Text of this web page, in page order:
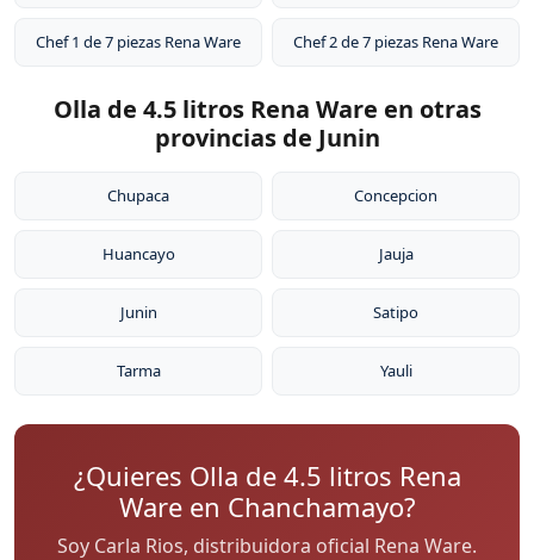
Chef 1 de 7 piezas Rena Ware Chef 2 de 7 piezas Rena Ware
Olla de 4.5 litros Rena Ware en otras
provincias de Junin
Chupaca Concepcion
Huancayo Jauja
Junin Satipo
Tarma Yauli
¿Quieres Olla de 4.5 litros Rena
Ware en Chanchamayo?
Soy Carla Rios, distribuidora oficial Rena Ware.